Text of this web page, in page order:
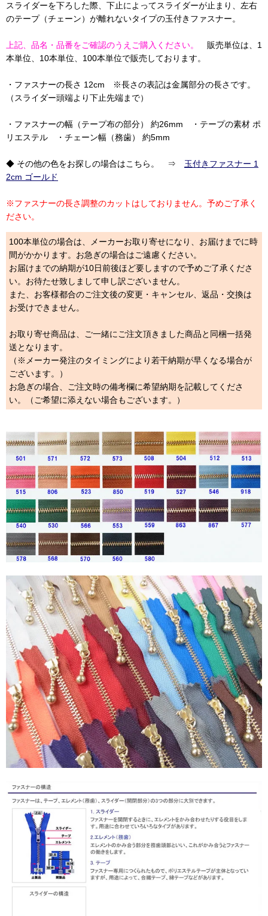
スライダーを下ろした際、下止によってスライダーが止まり、左右
のテープ（チェーン）が離れないタイプの玉付きファスナー。
上記、品名・品番をご確認のうえご購入ください。
販売単位は、1
本単位、10本単位、100本単位で販売しております。
・ファスナーの長さ 12cm ※長さの表記は金属部分の長さです。
（スライダー頭端より下止先端まで）
・ファスナーの幅（テープ布の部分） 約26mm ・テープの素材 ポ
リエステル ・チェーン幅（務歯） 約5mm
◆ その他の色をお探しの場合はこちら。 ⇒ 玉付きファスナー 1
2cm ゴールド
※ファスナーの長さ調整のカットはしておりません。予めご了承く
ださい。
100本単位の場合は、メーカーお取り寄せになり、お届けまでに時
間がかかります。お急ぎの場合はご遠慮ください。
お届けまでの納期が10日前後ほど要しますので予めご了承くださ
い。お待たせ致しまして申し訳ございません。
また、お客様都合のご注文後の変更・キャンセル、返品・交換は
お受けできません。
お取り寄せ商品は、ご一緒にご注文頂きました商品と同梱一括発
送となります。
（※メーカー発注のタイミングにより若干納期が早くなる場合が
ございます。）
お急ぎの場合、ご注文時の備考欄に希望納期を記載してくださ
い。（ご希望に添えない場合もございます。）